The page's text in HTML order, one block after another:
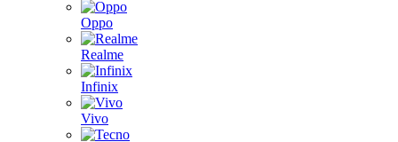
Oppo
Realme
Infinix
Vivo